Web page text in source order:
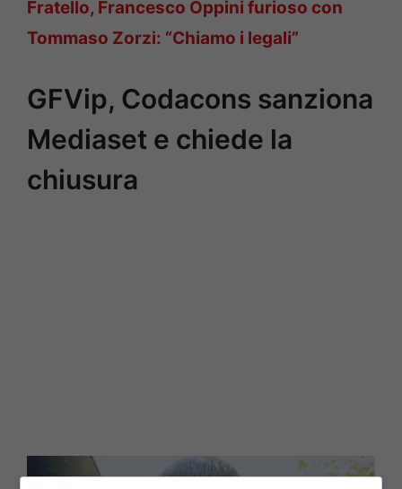
Fratello, Francesco Oppini furioso con
Tommaso Zorzi: “Chiamo i legali”
GFVip, Codacons sanziona
Mediaset e chiede la
chiusura